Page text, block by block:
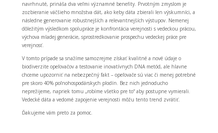
navrhnuté, prináša dva veľmi významné benefity. Prvotným zmyslom je
zozbieranie väčšieho množstva dát, ako keby dáta zbierali len výskumníci, a
následne generovanie robustnejších a relevantnejších výstupov. Nemenej
dôležitým výsledkom spolupráce je konfrontácia verejnosti s vedeckou prácou,
výchova mladej generácie, sprostredkovanie prospechu vedeckej práce pre
verejnosť.
V tomto prípade sa snažíme samozrejme získať kvalitné a nové údaje o
biodiverzite opeľovačov a testovanie inovatívnych DNA metód, ale hlavne
chceme upozorniť na nebezpečný fakt – opeľovače sú viac či menej potrebné
pre skoro 40% poľnohospodárskych plodín. Bez nich jednoducho
neprežijeme, napriek tomu „robíme všetko pre to“ aby postupne vymierali.
Vedecké dáta a vedomé zapojenie verejnosti môžu tento trend zvrátiť.
Ďakujeme vám preto za pomoc.